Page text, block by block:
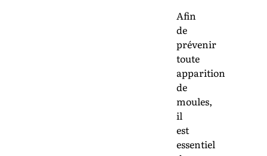
Afin
de
prévenir
toute
apparition
de
moules,
il
est
essentiel